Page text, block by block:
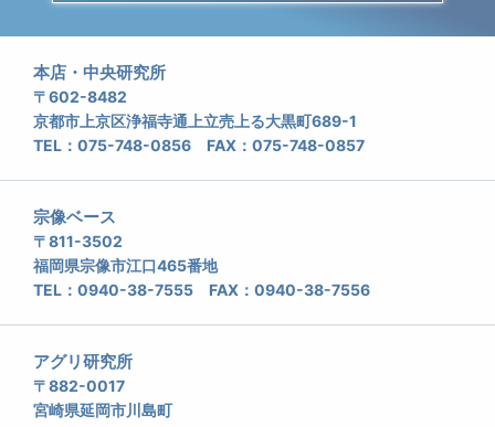
本店・中央研究所
〒602-8482
京都市上京区浄福寺通上立売上る大黒町689-1
TEL：075-748-0856 FAX：075-748-0857
宗像ベース
〒811-3502
福岡県宗像市江口465番地
TEL：0940-38-7555 FAX：0940-38-7556
アグリ研究所
〒882-0017
宮崎県延岡市川島町